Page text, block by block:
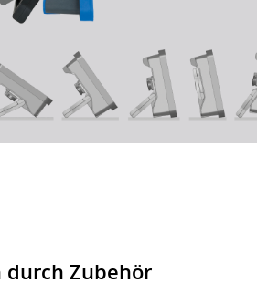
Zubehör